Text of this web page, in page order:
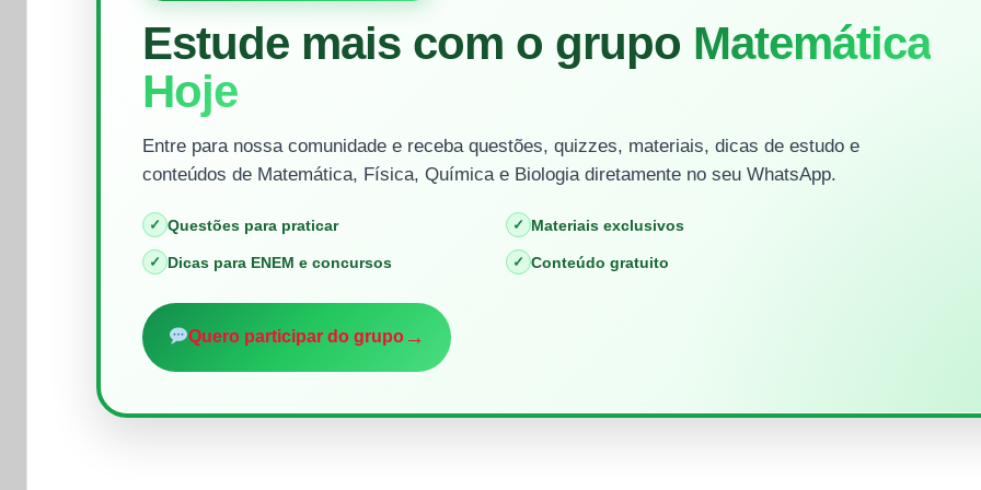
Estude mais com o grupo Matemática
Hoje
Entre para nossa comunidade e receba questões, quizzes, materiais, dicas de estudo e
conteúdos de Matemática, Física, Química e Biologia diretamente no seu WhatsApp.
✓ Questões para praticar ✓ Materiais exclusivos
✓ Dicas para ENEM e concursos ✓ Conteúdo gratuito
Quero participar do grupo→